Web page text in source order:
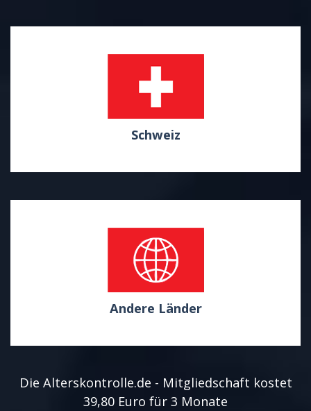
Schweiz
Andere Länder
Die Alterskontrolle.de - Mitgliedschaft kostet
39,80 Euro für 3 Monate